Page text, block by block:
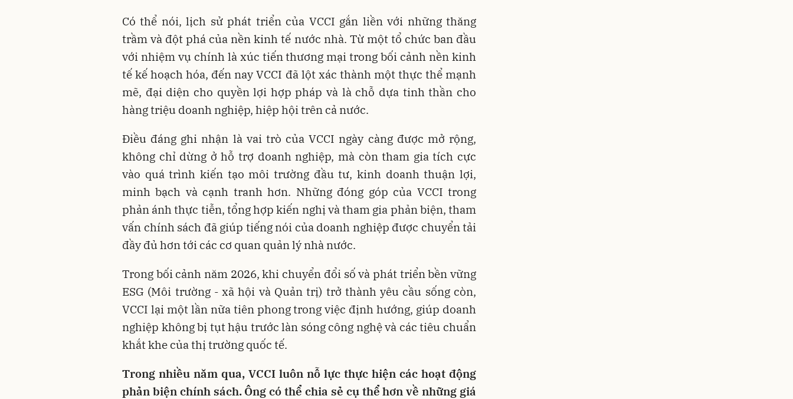
Có thể nói, lịch sử phát triển của VCCI gắn liền với những thăng
trầm và đột phá của nền kinh tế nước nhà. Từ một tổ chức ban đầu
với nhiệm vụ chính là xúc tiến thương mại trong bối cảnh nền kinh
tế kế hoạch hóa, đến nay VCCI đã lột xác thành một thực thể mạnh
mẽ, đại diện cho quyền lợi hợp pháp và là chỗ dựa tinh thần cho
hàng triệu doanh nghiệp, hiệp hội trên cả nước.
Điều đáng ghi nhận là vai trò của VCCI ngày càng được mở rộng,
không chỉ dừng ở hỗ trợ doanh nghiệp, mà còn tham gia tích cực
vào quá trình kiến tạo môi trường đầu tư, kinh doanh thuận lợi,
minh bạch và cạnh tranh hơn. Những đóng góp của VCCI trong
phản ánh thực tiễn, tổng hợp kiến nghị và tham gia phản biện, tham
vấn chính sách đã giúp tiếng nói của doanh nghiệp được chuyển tải
đầy đủ hơn tới các cơ quan quản lý nhà nước.
Trong bối cảnh năm 2026, khi chuyển đổi số và phát triển bền vững
ESG (Môi trường - xã hội và Quản trị) trở thành yêu cầu sống còn,
VCCI lại một lần nữa tiên phong trong việc định hướng, giúp doanh
nghiệp không bị tụt hậu trước làn sóng công nghệ và các tiêu chuẩn
khắt khe của thị trường quốc tế.
Trong nhiều năm qua, VCCI luôn nỗ lực thực hiện các hoạt động
phản biện chính sách. Ông có thể chia sẻ cụ thể hơn về những giá